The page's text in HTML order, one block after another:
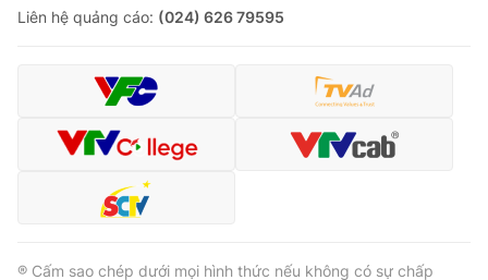
Shorts video
VTV Thể thao
Liên hệ quảng cáo: (024) 626 79595
® Cấm sao chép dưới mọi hình thức nếu không có sự chấp